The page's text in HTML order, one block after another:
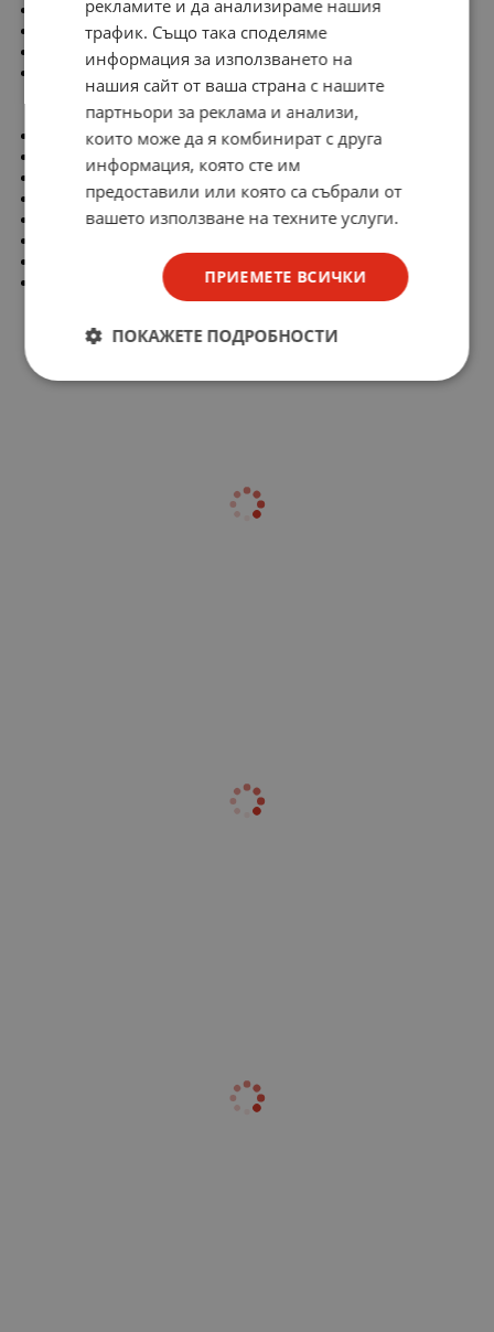
Монтаж: THT
Серия на производителя: 887.100
Способност за изключване: 100A
Характеристика на изключване: 1,5In: min 1h, 2,75In: min
400ms, 2,75In: max 10s, 4In: min 150ms, 4In: max 3s, 10In:
max 150ms
Материал на контакта: мед
Растер на изводите: 5,08mm
Енергия I2t: 98A2s
Температура за запояване: 250°C / 3 s
Диаметър на изводите: 1mm
Работна температура: -55...125°C
Дължина на изводите: 4,5mm
рекламите и да анализираме нашия
трафик. Също така споделяме
информация за използването на
нашия сайт от ваша страна с нашите
партньори за реклама и анализи,
които може да я комбинират с друга
информация, която сте им
предоставили или която са събрали от
вашето използване на техните услуги.
ПРИЕМЕТЕ ВСИЧКИ
ПОКАЖЕТЕ ПОДРОБНОСТИ